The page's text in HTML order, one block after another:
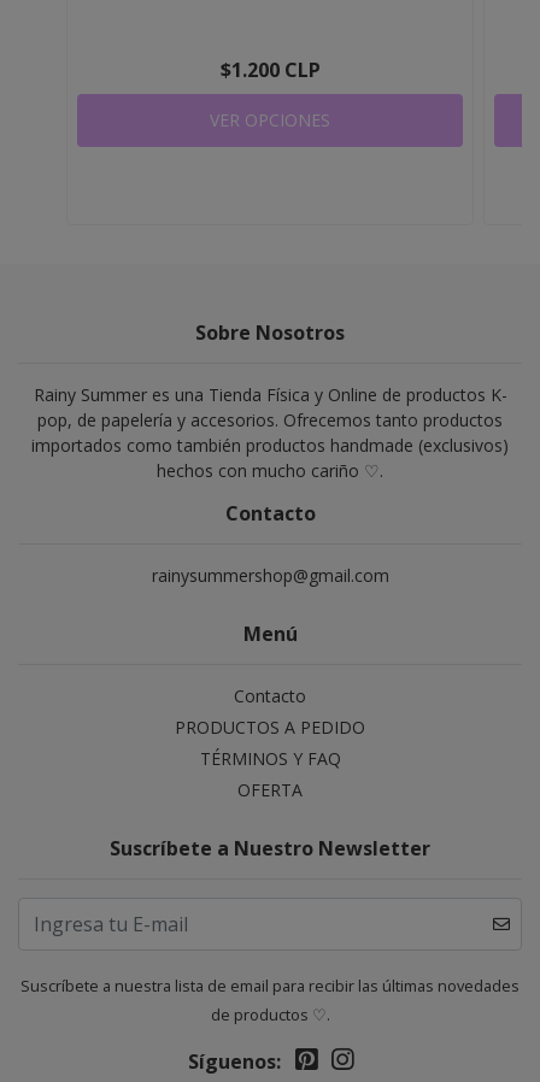
$1.200 CLP
VER OPCIONES
Sobre Nosotros
Rainy Summer es una Tienda Física y Online de productos K-
pop, de papelería y accesorios. Ofrecemos tanto productos
importados como también productos handmade (exclusivos)
hechos con mucho cariño ♡.
Contacto
rainysummershop@gmail.com
Menú
Contacto
PRODUCTOS A PEDIDO
TÉRMINOS Y FAQ
OFERTA
Suscríbete a Nuestro Newsletter
Suscríbete a nuestra lista de email para recibir las últimas novedades
de productos ♡.
Síguenos: